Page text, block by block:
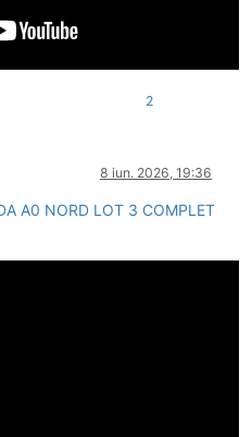
2
8 iun. 2026, 19:36
A0 NORD LOT 3 COMPLET